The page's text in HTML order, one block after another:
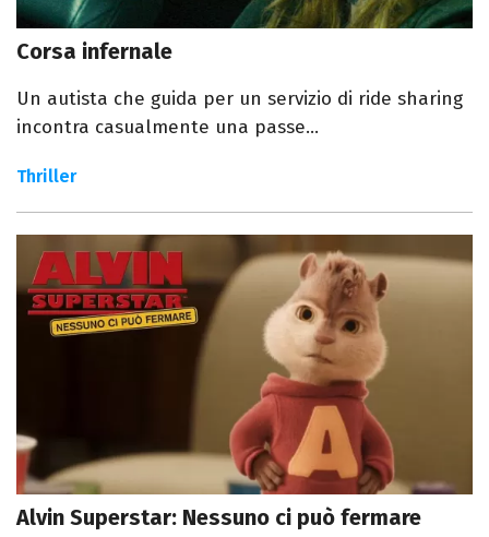
Corsa infernale
Un autista che guida per un servizio di ride sharing
incontra casualmente una passe...
Thriller
Alvin Superstar: Nessuno ci può fermare